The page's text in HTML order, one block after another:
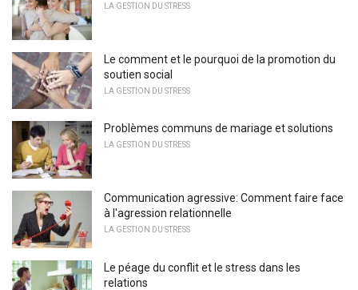
LA GESTION DU STRESS
Le comment et le pourquoi de la promotion du
soutien social
LA GESTION DU STRESS
Problèmes communs de mariage et solutions
LA GESTION DU STRESS
Communication agressive: Comment faire face
à l'agression relationnelle
LA GESTION DU STRESS
Le péage du conflit et le stress dans les
relations